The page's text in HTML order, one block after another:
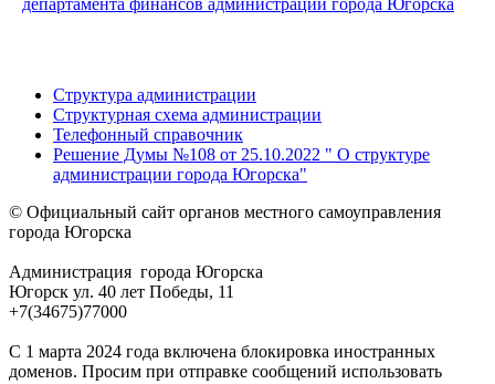
Структура администрации
Структурная схема администрации
Телефонный справочник
Решение Думы №108 от 25.10.2022 " О структуре
администрации города Югорска"
© Официальный сайт органов местного самоуправления
города Югорска
Администрация города Югорска
Югорск ул. 40 лет Победы, 11
+7(34675)77000
С 1 марта 2024 года включена блокировка иностранных
доменов. Просим при отправке сообщений использовать